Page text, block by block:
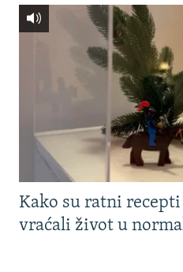
Kako su ratni
vraćali život u